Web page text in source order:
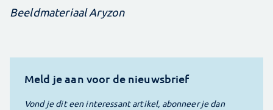
Beeldmateriaal Aryzon
Meld je aan voor de nieuwsbrief
Vond je dit een interessant artikel, abonneer je dan